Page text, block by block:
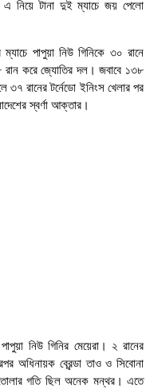
এ নিয়ে টানা দুই ম্যাচে জয় পেলো
ম্যাচে পাপুয়া নিউ গিনিকে ৩০ রানে
রান করে জ্যোতির দল। জবাবে ১৩৮
৩৭ রানের টর্নেডো ইনিংস খেলার পর
স্বর্ণা আক্তার।
নিউ গিনির মেয়েরা। ২ রানের
অধিনায়ক ব্রেন্ডা তাও ও সিবোনা
তোলার গতি ছিল অনেক মন্থর। এতে